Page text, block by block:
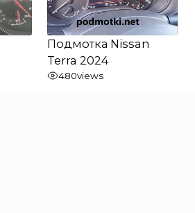
Подмотка Nissan
Terra 2024
480views